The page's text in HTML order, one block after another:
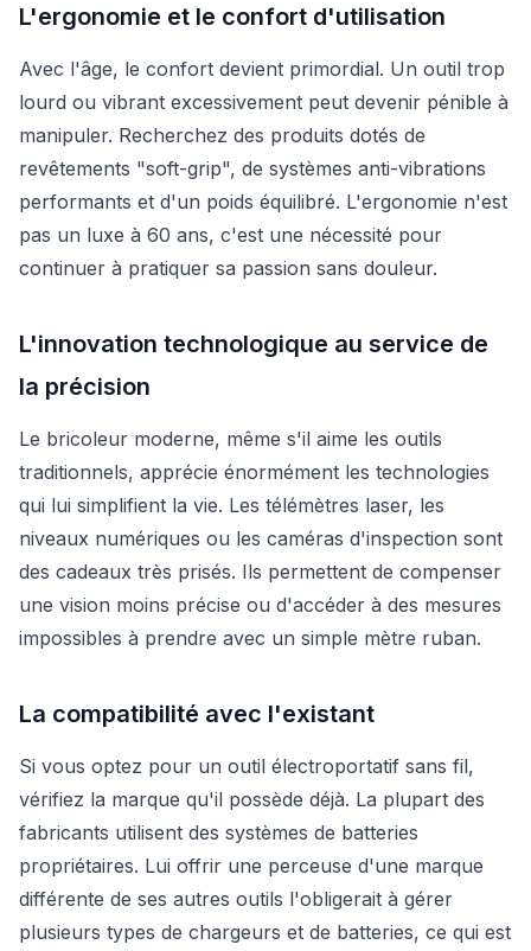
L'ergonomie et le confort d'utilisation
Avec l'âge, le confort devient primordial. Un outil trop
lourd ou vibrant excessivement peut devenir pénible à
manipuler. Recherchez des produits dotés de
revêtements "soft-grip", de systèmes anti-vibrations
performants et d'un poids équilibré. L'ergonomie n'est
pas un luxe à 60 ans, c'est une nécessité pour
continuer à pratiquer sa passion sans douleur.
L'innovation technologique au service de
la précision
Le bricoleur moderne, même s'il aime les outils
traditionnels, apprécie énormément les technologies
qui lui simplifient la vie. Les télémètres laser, les
niveaux numériques ou les caméras d'inspection sont
des cadeaux très prisés. Ils permettent de compenser
une vision moins précise ou d'accéder à des mesures
impossibles à prendre avec un simple mètre ruban.
La compatibilité avec l'existant
Si vous optez pour un outil électroportatif sans fil,
vérifiez la marque qu'il possède déjà. La plupart des
fabricants utilisent des systèmes de batteries
propriétaires. Lui offrir une perceuse d'une marque
différente de ses autres outils l'obligerait à gérer
plusieurs types de chargeurs et de batteries, ce qui est